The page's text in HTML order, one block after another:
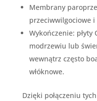
Membrany
przeciwwilgociowe
Wykończenie: płyty
modrzewiu lub
wewnątrz często
włóknowe.
Dzięki połączeniu